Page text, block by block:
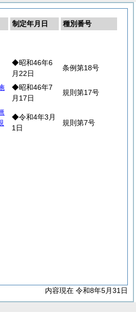
制定年月日
種別番号
◆昭和46年6
月22日
条例第18号
◆昭和46年7
月17日
規則第17号
◆令和4年3月
1日
規則第7号
内容現在 令和8年5月31日